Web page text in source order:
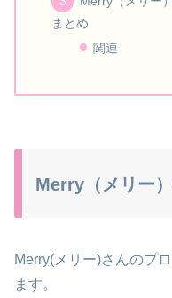
まとめ
関連
Merry（メリー
Merry(メリー)さんのプ
ます。